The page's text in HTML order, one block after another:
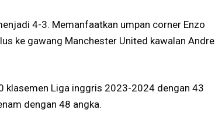
4-3. Memanfaatkan umpan corner Enzo
ke gawang Manchester United kawalan Andre
klasemen Liga inggris 2023-2024 dengan 43
dengan 48 angka.